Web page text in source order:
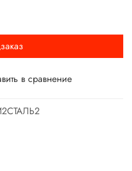
в сравнение